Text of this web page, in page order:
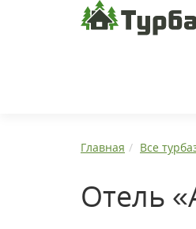
Главная Все
Отель